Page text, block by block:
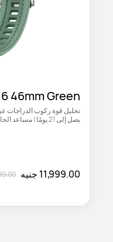
46mm Green
يصل إلى 21 يومًا | مساعد الحالة المزاجية متعدد الأبعاد
11,999.00 جنيه